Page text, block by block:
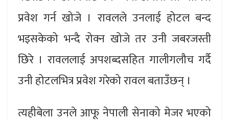
प्रवेश गर्न खोजे । रावलले उनलाई होटल बन्द
भइसकेको भन्दै रोक्न खोजे तर उनी जबरजस्ती
छिरे । रावललाई अपशब्दसहित गालीगलौच गर्दै
उनी होटलभित्र प्रवेश गरेको रावल बताउँछन् ।
त्यहीबेला उनले आफू नेपाली सेनाको मेजर भएको